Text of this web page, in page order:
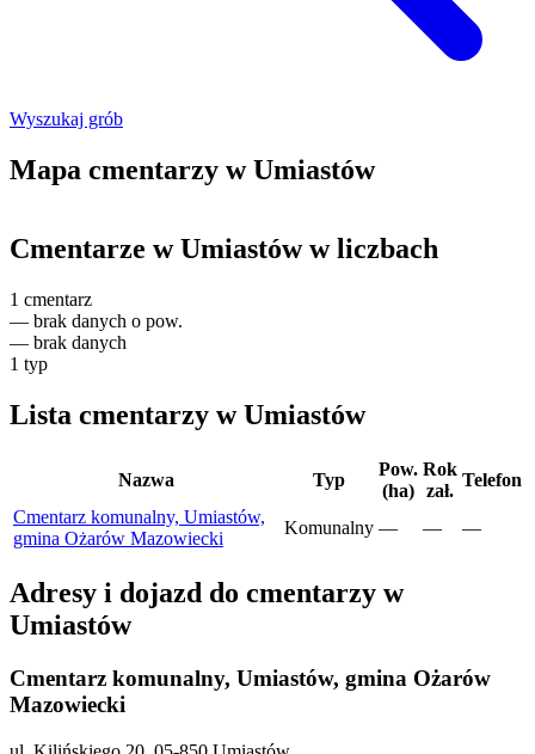
Wyszukaj grób
Mapa cmentarzy w Umiastów
+
Cmentarze w Umiastów w liczbach
1 cmentarz
— brak danych o pow.
— brak danych
1 typ
Lista cmentarzy w Umiastów
Nazwa Typ
Pow.
(ha)
Rok
zał.
Telefon
Cmentarz komunalny, Umiastów,
gmina Ożarów Mazowiecki
Komunalny — — —
Adresy i dojazd do cmentarzy w
Umiastów
Cmentarz komunalny, Umiastów, gmina Ożarów
Mazowiecki